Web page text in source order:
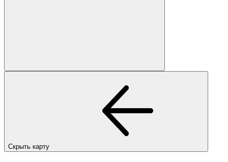
Скрыть карту